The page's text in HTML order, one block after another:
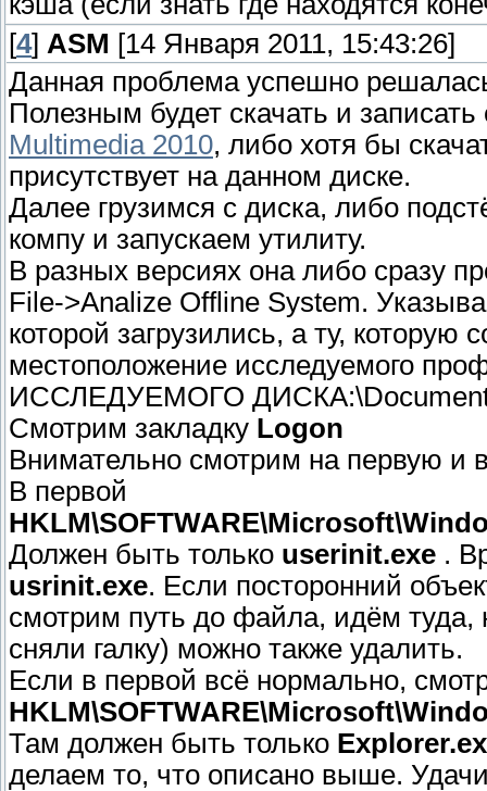
[4] ASM [14 Января 2011, 15:43:26]
Данная проблема успешно
Полезным будет скачать и
Multimedia 2010, либо хотя бы
присутствует на данном диске.
Далее грузимся с диска, либо
компу и запускаем утилиту.
В разных версиях она либо сразу
File->Analize Offline System.
которой загрузились, а ту,
местоположение исследуемого
ИССЛЕДУЕМОГО
Смотрим закладку Logon
Внимательно смотрим на первую и
В первой
Должен быть только userinit.exe .
usrinit.exe. Если посторонний
смотрим путь до файла, идём туда,
сняли галку) можно также удалить.
Если в первой всё нормально,
Там должен быть только
делаем то, что описано выше.